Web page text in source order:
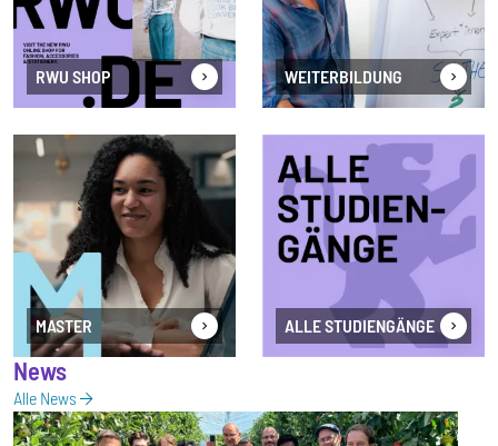
RWU SHOP WEITERBILDUNG
MASTER ALLE STUDIENGÄNGE
News
Alle News